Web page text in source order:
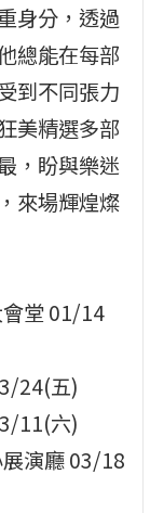
身分，透過
總能在每部
到不同張力
美精選多部
，盼與樂迷
來場輝煌燦
堂 01/14
24(五)
11(六)
演廳 03/18